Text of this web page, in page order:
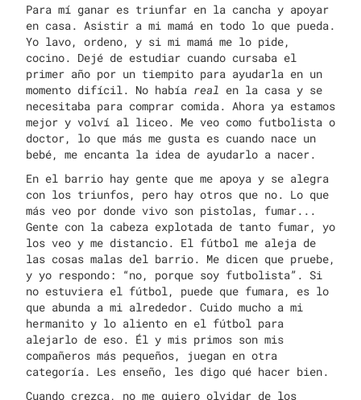
Para mí ganar es triunfar en la cancha y apoyar
en casa. Asistir a mi mamá en todo lo que pueda.
Yo lavo, ordeno, y si mi mamá me lo pide,
cocino. Dejé de estudiar cuando cursaba el
primer año por un tiempito para ayudarla en un
momento difícil. No había real en la casa y se
necesitaba para comprar comida. Ahora ya estamos
mejor y volví al liceo. Me veo como futbolista o
doctor, lo que más me gusta es cuando nace un
bebé, me encanta la idea de ayudarlo a nacer.
En el barrio hay gente que me apoya y se alegra
con los triunfos, pero hay otros que no. Lo que
más veo por donde vivo son pistolas, fumar...
Gente con la cabeza explotada de tanto fumar, yo
los veo y me distancio. El fútbol me aleja de
las cosas malas del barrio. Me dicen que pruebe,
y yo respondo: “no, porque soy futbolista”. Si
no estuviera el fútbol, puede que fumara, es lo
que abunda a mi alrededor. Cuido mucho a mi
hermanito y lo aliento en el fútbol para
alejarlo de eso. Él y mis primos son mis
compañeros más pequeños, juegan en otra
categoría. Les enseño, les digo qué hacer bien.
Cuando crezca, no me quiero olvidar de los